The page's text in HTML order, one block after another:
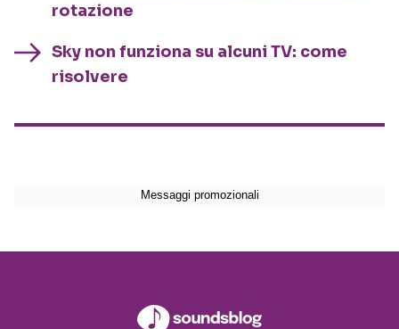
rotazione
Sky non funziona su alcuni TV: come
risolvere